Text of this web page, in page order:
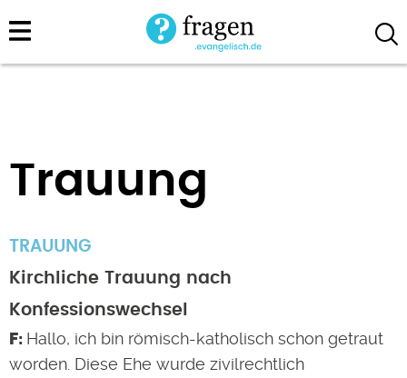
Direkt
zum
Trauung
TRAUUNG
Kirchliche Trauung nach
Konfessionswechsel
Hallo, ich bin römisch-katholisch schon getraut
worden. Diese Ehe wurde zivilrechtlich